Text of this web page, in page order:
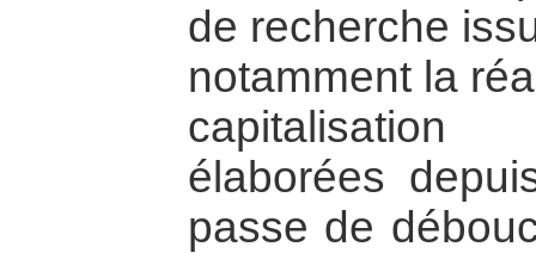
de recherche
notamment la
élaborées
passe de